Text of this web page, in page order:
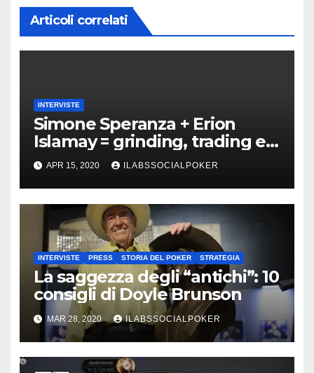
Articoli correlati
INTERVISTE
Simone Speranza + Erion
Islamay = grinding, trading e
coaching!
APR 15, 2020 ILABSSOCIALPOKER
INTERVISTE PRESS STORIA DEL POKER STRATEGIA
La saggezza degli “antichi”: 10
consigli di Doyle Brunson
MAR 28, 2020 ILABSSOCIALPOKER